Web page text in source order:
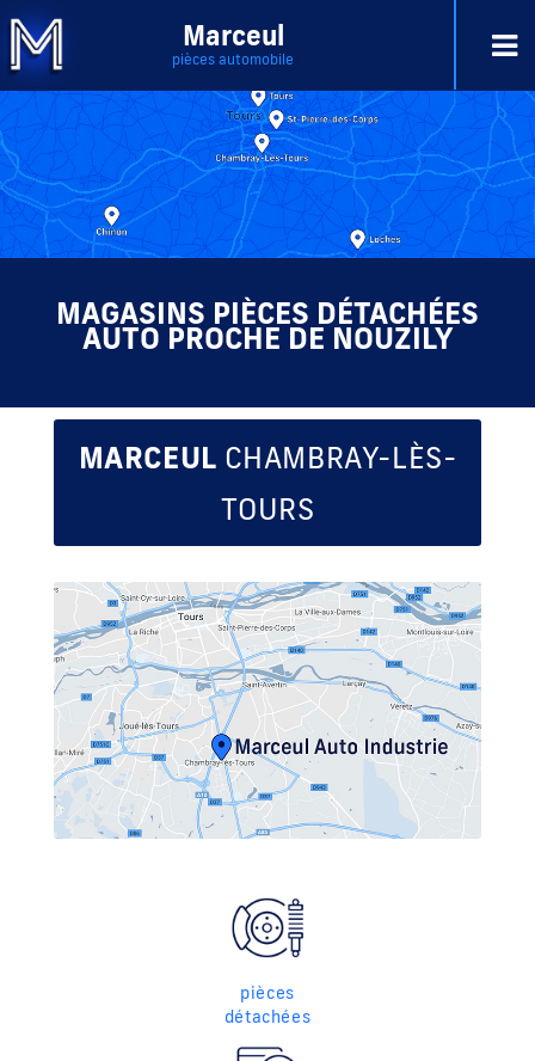
Marceul
pièces automobile
MAGASINS PIÈCES DÉTACHÉES
AUTO PROCHE DE NOUZILY
MARCEUL CHAMBRAY-LÈS-
TOURS
pièces
détachées